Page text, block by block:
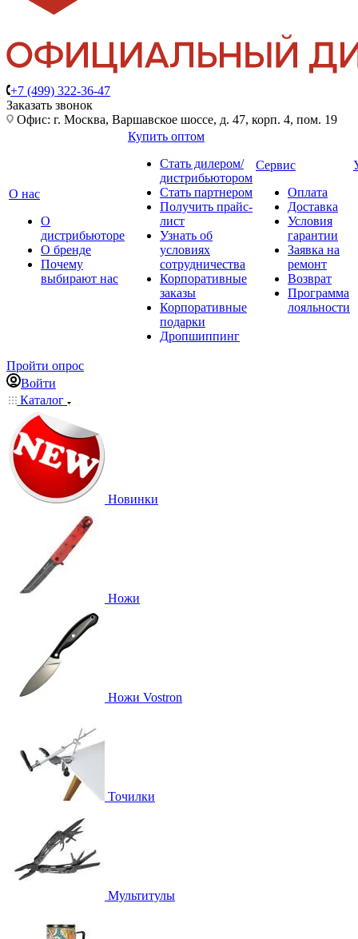
+7 (499) 322-36-47
Заказать звонок
Офис: г. Москва, Варшавское шоссе, д. 47, корп. 4, пом. 19
О нас
О
дистрибьюторе
О бренде
Почему
выбирают нас
Купить оптом
Стать дилером/
дистрибьютором
Стать партнером
Получить прайс-
лист
Узнать об
условиях
сотрудничества
Корпоративные
заказы
Корпоративные
подарки
Дропшиппинг
Сервис
Оплата
Доставка
Условия
гарантии
Заявка на
ремонт
Возврат
Программа
лояльности
Пройти опрос
Войти
Каталог
Новинки
Ножи
Ножи Vostron
Точилки
Мультитулы